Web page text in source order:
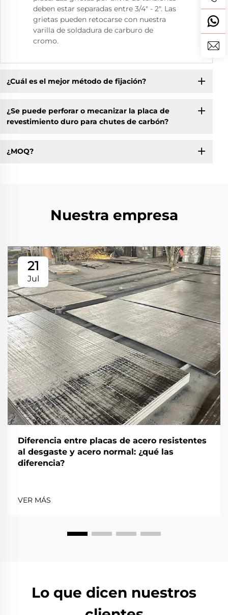
deben estar separadas entre 3/4" - 2". Las
grietas pueden retocarse con nuestra
varilla de soldadura de carburo de
cromo.
¿Cuál es el mejor método de fijación?
¿Se puede perforar o mecanizar la placa de
revestimiento duro para chutes de carbón?
¿MOQ?
Nuestra empresa
21
Jul
Diferencia entre placas de acero resistentes
al desgaste y acero normal: ¿qué las
diferencia?
VER MÁS
Lo que dicen nuestros